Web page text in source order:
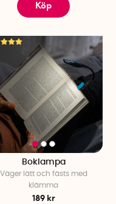
Köp
Boklampa
Väger lätt och fästs med
klämma
189 kr